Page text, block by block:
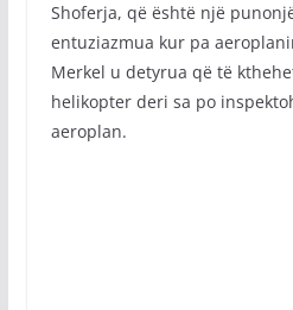
Shoferja, që është një
entuziazmua kur pa
Merkel u detyrua që të
helikopter deri sa po
aeroplan.